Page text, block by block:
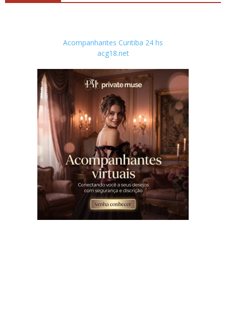
Acompanhantes Curitiba 24 hs
acg18.net